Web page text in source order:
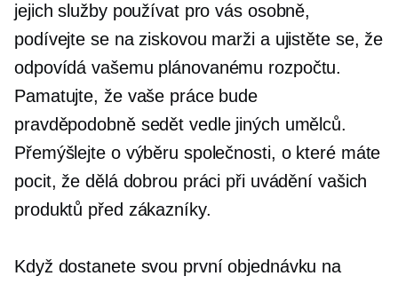
jejich služby používat pro vás osobně,
podívejte se na ziskovou marži a ujistěte se, že
odpovídá vašemu plánovanému rozpočtu.
Pamatujte, že vaše práce bude
pravděpodobně sedět vedle jiných umělců.
Přemýšlejte o výběru společnosti, o které máte
pocit, že dělá dobrou práci při uvádění vašich
produktů před zákazníky.
Když dostanete svou první objednávku na